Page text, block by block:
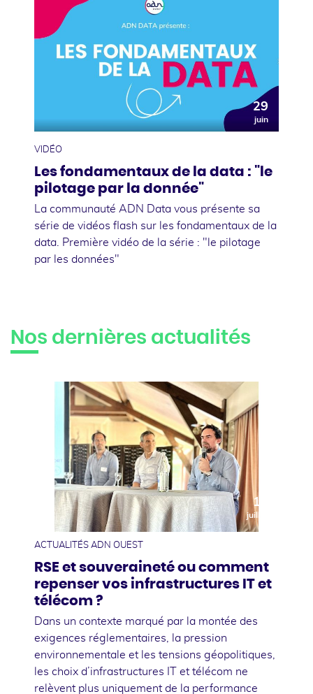
29
juin
VIDÉO
Les fondamentaux de la data : "le
pilotage par la donnée"
La communauté ADN Data vous présente sa
série de vidéos flash sur les fondamentaux de la
data. Première vidéo de la série : "le pilotage
par les données"
Nos dernières actualités
10
juillet
ACTUALITÉS ADN OUEST
RSE et souveraineté ou comment
repenser vos infrastructures IT et
télécom ?
Dans un contexte marqué par la montée des
exigences réglementaires, la pression
environnementale et les tensions géopolitiques,
les choix d’infrastructures IT et télécom ne
relèvent plus uniquement de la performance